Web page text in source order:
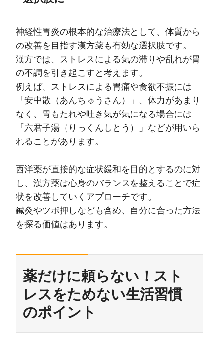
神経性胃炎の根本的な治療法として、体質から
の改善を目指す漢方薬も有効な選択肢です。
漢方では、ストレスによる気の滞りや乱れが胃
の不調を引き起こすと考えます。
例えば、ストレスによる胃痛や食欲不振には
「安中散（あんちゅうさん）」、体力があまり
なく、胃もたれや吐き気が気になる場合には
「六君子湯（りっくんしとう）」などが用いら
れることがあります。
西洋薬が直接的な症状緩和を目的とするのに対
し、漢方薬は心身のバランスを整えることで症
状を改善していくアプローチです。
鍼灸やツボ押しなども含め、自分に合った方法
を探る価値はあります。
薬だけに頼らない！スト
レスをためない生活習慣
のポイント